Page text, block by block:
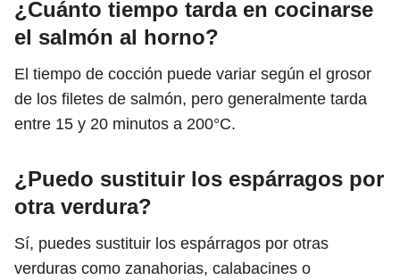
¿Cuánto tiempo tarda en cocinarse
el salmón al horno?
El tiempo de cocción puede variar según el grosor
de los filetes de salmón, pero generalmente tarda
entre 15 y 20 minutos a 200°C.
¿Puedo sustituir los espárragos por
otra verdura?
Sí, puedes sustituir los espárragos por otras
verduras como zanahorias, calabacines o